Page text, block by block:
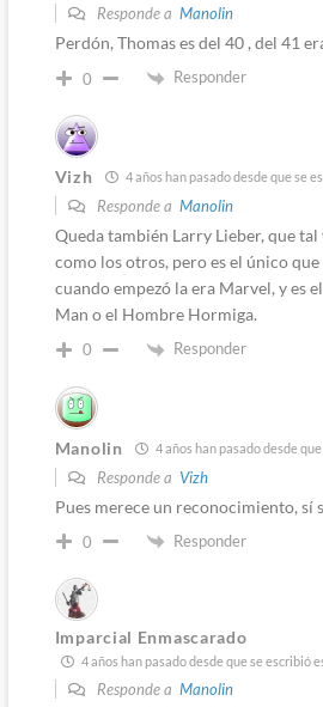
Responde a Manolin
Perdón, Thomas es del 40 , del 41
0 Responder
Vizh 4 años han pasado desde que se
Responde a Manolin
Queda también Larry Lieber, que tal
como los otros, pero es el único
cuando empezó la era Marvel, y es
Man o el Hombre Hormiga.
0 Responder
Manolin 4 años han pasado desde
Responde a Vizh
Pues merece un reconocimiento, sí
0 Responder
Imparcial Enmascarado
4 años han pasado desde que se escribió
Responde a Manolin